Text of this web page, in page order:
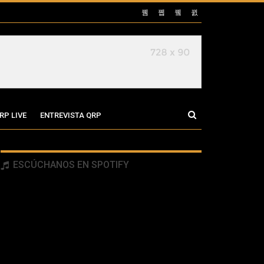
LIVE ENTREVISTA QRP
ESCÚCHANOS EN SPOTIFY